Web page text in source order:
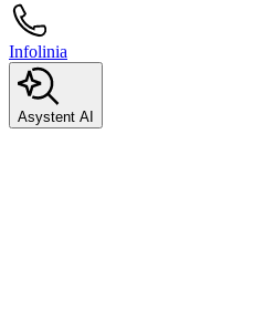
Infolinia
Asystent AI